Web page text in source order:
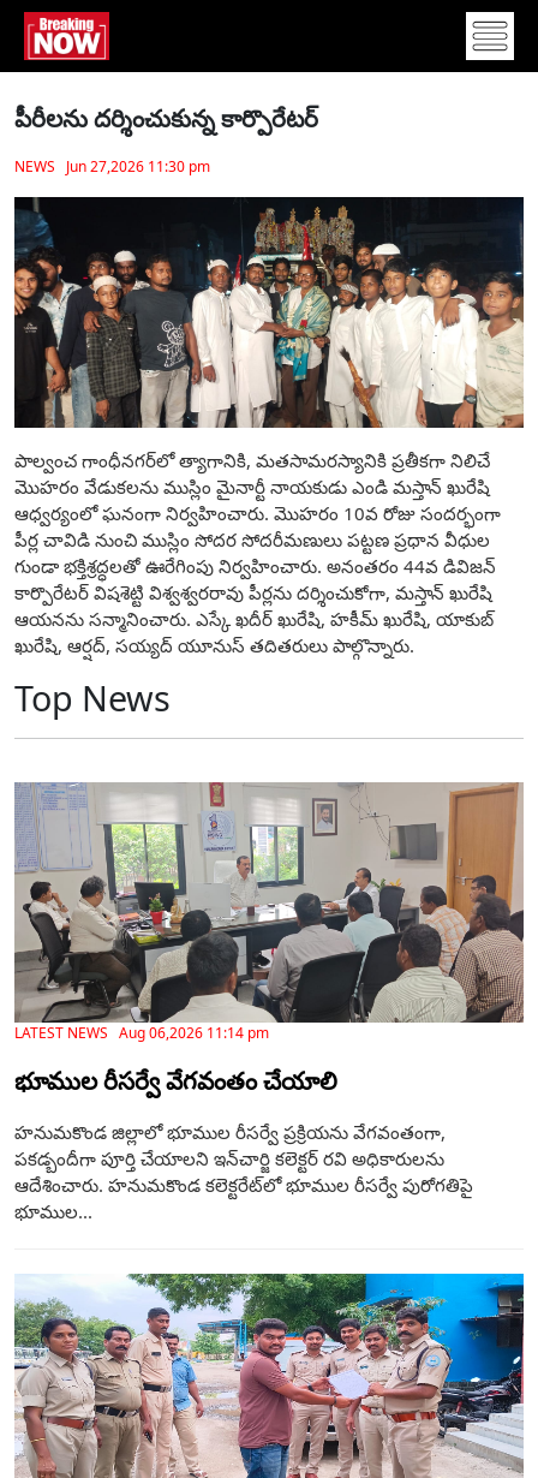
పీరీలను దర్శించుకున్న కార్పొరేటర్
NEWS Jun 27,2026 11:30 pm
పాల్వంచ గాంధీనగర్‌లో త్యాగానికి, మతసామరస్యానికి ప్రతీకగా నిలిచే
మొహరం వేడుకలను ముస్లిం మైనార్టీ నాయకుడు ఎండి మస్తాన్ ఖురేషి
ఆధ్వర్యంలో ఘనంగా నిర్వహించారు. మొహరం 10వ రోజు సందర్భంగా
పీర్ల చావిడి నుంచి ముస్లిం సోదర సోదరీమణులు పట్టణ ప్రధాన వీధుల
గుండా భక్తిశ్రద్ధలతో ఊరేగింపు నిర్వహించారు. అనంతరం 44వ డివిజన్
కార్పొరేటర్ విషశెట్టి విశ్వశ్వరరావు పీర్లను దర్శించుకోగా, మస్తాన్ ఖురేషి
ఆయనను సన్మానించారు. ఎస్కే ఖదీర్ ఖురేషి, హకీమ్ ఖురేషి, యాకుబ్
ఖురేషి, ఆర్షద్, సయ్యద్ యూనుస్ తదితరులు పాల్గొన్నారు.
Top News
LATEST NEWS Aug 06,2026 11:14 pm
భూముల రీసర్వే వేగవంతం చేయాలి
హనుమకొండ జిల్లాలో భూముల రీసర్వే ప్రక్రియను వేగవంతంగా,
పకడ్బందీగా పూర్తి చేయాలని ఇన్‌చార్జి కలెక్టర్ రవి అధికారులను
ఆదేశించారు. హనుమకొండ కలెక్టరేట్‌లో భూముల రీసర్వే పురోగతిపై
భూముల...